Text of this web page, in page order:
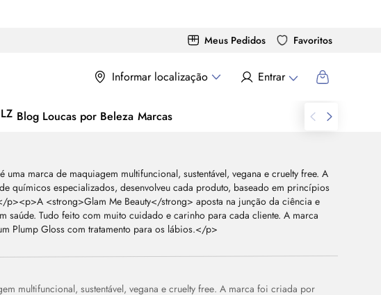
Meus Pedidos Favoritos
Informar localização Entrar
Blog Loucas por Beleza Marcas
multifuncional, sustentável, vegana ecruelty free. A marca foi criada por